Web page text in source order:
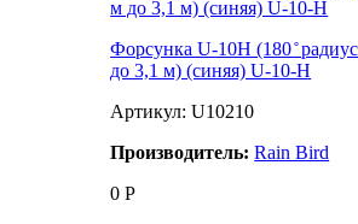
Форсунка U-10Н (180
до 3,1 м) (синяя) U-10-Н
Артикул: U10210
Производитель:Rain Bird
0 Р